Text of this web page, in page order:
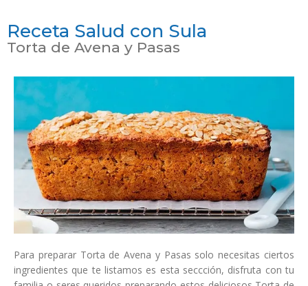
Receta Salud con Sula
Torta de Avena y Pasas
Para preparar Torta de Avena y Pasas solo necesitas ciertos
ingredientes que te listamos es esta seccción, disfruta con tu